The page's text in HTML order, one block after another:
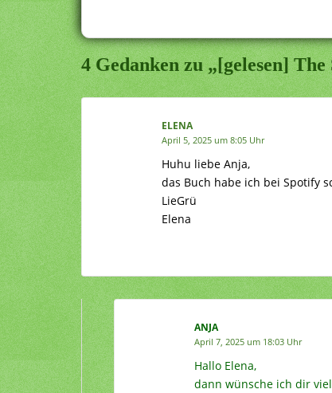
4 Gedanken zu „[gelesen]
ELENA
April 5, 2025 um 8:05 Uhr
Huhu liebe Anja,
das Buch habe ich bei Spotify
LieGrü
Elena
ANJA
April 7, 2025 um 18:03 Uhr
Hallo Elena,
dann wünsche ich dir